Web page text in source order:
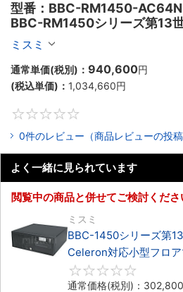
型番：BBC-RM1450-
BBC-RM1450シリーズ第13
Celeron対応ラックマウント
ミスミ
通常単価(税別)： 940,600円
(税込単価)： 1,034,660円
0件のレビュー（商品レビューの投稿
よく一緒に見られています
閲覧中の商品と併せてご検討くださ
ミスミ
BBC-1450シリーズ第
Celeron対応小型フロ
通常価格(税別)： 302,800